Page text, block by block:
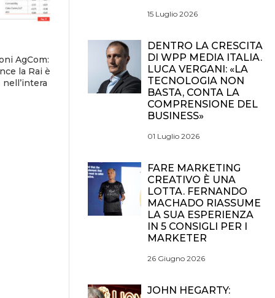
AgCom:
la Rai è
15 Luglio 2026
DENTRO LA CRESCITA
DI WPP MEDIA ITALIA.
LUCA VERGANI: «LA
TECNOLOGIA NON
BASTA, CONTA LA
COMPRENSIONE DEL
BUSINESS»
01 Luglio 2026
FARE MARKETING
CREATIVO È UNA
LOTTA. FERNANDO
MACHADO RIASSUME
LA SUA ESPERIENZA
IN 5 CONSIGLI PER I
MARKETER
26 Giugno 2026
JOHN HEGARTY: